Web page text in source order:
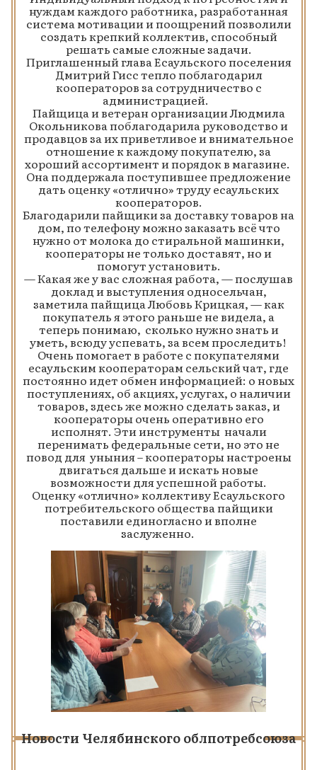
нуждам каждого работника, разработанная
система мотивации и поощрений позволили
создать крепкий коллектив, способный
решать самые сложные задачи.
Приглашенный глава Есаульского поселения
Дмитрий Гисс тепло поблагодарил
кооператоров за сотрудничество с
администрацией.
Пайщица и ветеран организации Людмила
Окольникова поблагодарила руководство и
продавцов за их приветливое и внимательное
отношение к каждому покупателю, за
хороший ассортимент и порядок в магазине.
Она поддержала поступившее предложение
дать оценку «отлично» труду есаульских
кооператоров.
Благодарили пайщики за доставку товаров на
дом, по телефону можно заказать всё что
нужно от молока до стиральной машинки,
кооператоры не только доставят, но и
помогут установить.
— Какая же у вас сложная работа, — послушав
доклад и выступления односельчан,
заметила пайщица Любовь Крицкая, — как
покупатель я этого раньше не видела, а
теперь понимаю, сколько нужно знать и
уметь, всюду успевать, за всем проследить!
Очень помогает в работе с покупателями
есаульским кооператорам сельский чат, где
постоянно идет обмен информацией: о новых
поступлениях, об акциях, услугах, о наличии
товаров, здесь же можно сделать заказ, и
кооператоры очень оперативно его
исполнят. Эти инструменты начали
перенимать федеральные сети, но это не
повод для уныния – кооператоры настроены
двигаться дальше и искать новые
возможности для успешной работы.
Оценку «отлично» коллективу Есаульского
потребительского общества пайщики
поставили единогласно и вполне
заслуженно.
Новости Челябинского облпотребсоюза